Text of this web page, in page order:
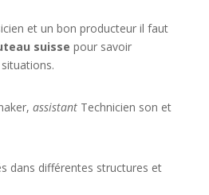
et un bon producteur il faut
suisse pour savoir
assistant Technicien son et
dans différentes structures et